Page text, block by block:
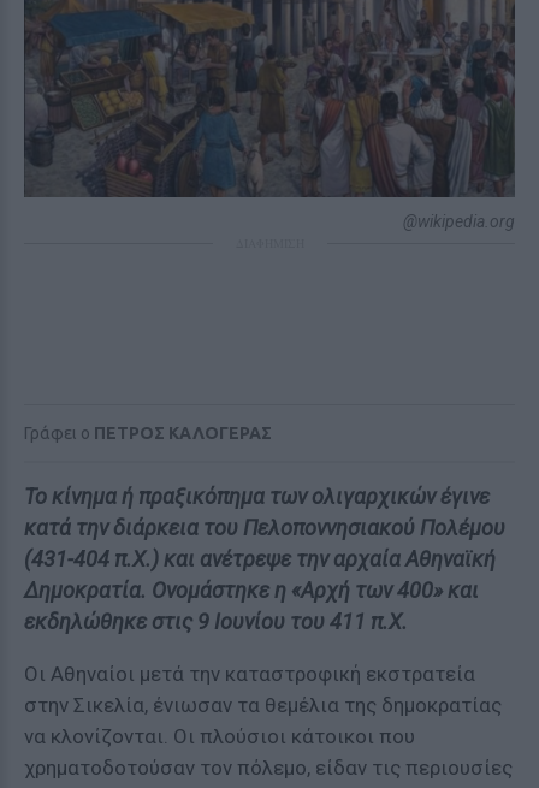
@wikipedia.org
Γράφει ο ΠΕΤΡΟΣ ΚΑΛΟΓΕΡΑΣ
Το κίνημα ή πραξικόπημα των ολιγαρχικών έγινε
κατά την διάρκεια του Πελοποννησιακού Πολέμου
(431-404 π.Χ.) και ανέτρεψε την αρχαία Αθηναϊκή
Δημοκρατία. Ονομάστηκε η «Αρχή των 400» και
εκδηλώθηκε στις 9 Ιουνίου του 411 π.Χ.
Οι Αθηναίοι μετά την καταστροφική εκστρατεία
στην Σικελία, ένιωσαν τα θεμέλια της δημοκρατίας
να κλονίζονται. Οι πλούσιοι κάτοικοι που
χρηματοδοτούσαν τον πόλεμο, είδαν τις περιουσίες